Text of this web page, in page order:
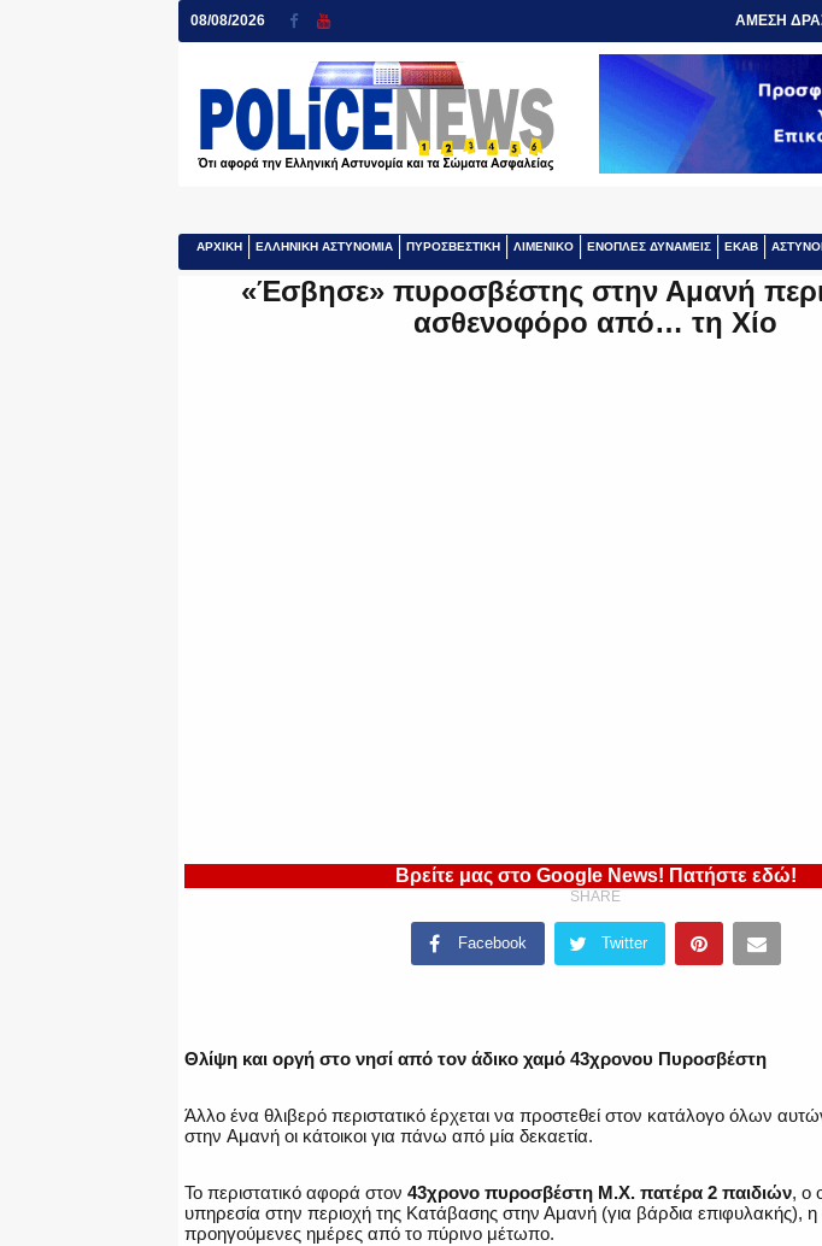
08/08/2026 ΑΜΕΣΗ
ΑΡΧΙΚΗ ΕΛΛΗΝΙΚΗ ΑΣΤΥΝΟΜΙΑ ΠΥΡΟΣΒΕΣΤΙΚΗ ΛΙΜΕΝΙΚΟ ΕΝΟΠΛΕΣ ΔΥΝΑΜΕΙΣ ΕΚΑΒ
«Έσβησε» πυροσβέστης στην Αμανή
ασθενοφόρο από… τη Χίο
Βρείτε μας στο Google News! Πατήστε εδώ!
SHARE
Facebook Twitter
Θλίψη και οργή στο νησί από τον άδικο χαμό 43χρονου Πυροσβέστη
Άλλο ένα θλιβερό περιστατικό έρχεται να προστεθεί στον κατάλογο όλων
στην Αμανή οι κάτοικοι για πάνω από μία δεκαετία.
Το περιστατικό αφορά στον 43χρονο πυροσβέστη Μ.Χ. πατέρα 2 παιδιών, ο
υπηρεσία στην περιοχή της Κατάβασης στην Αμανή (για βάρδια επιφυλακής), η
προηγούμενες ημέρες από το πύρινο μέτωπο.